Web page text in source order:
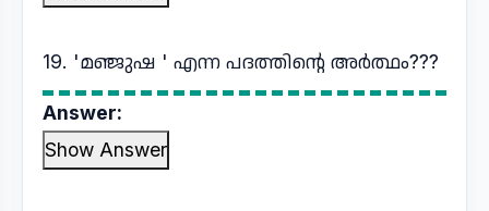
19. 'മഞ്ജുഷ ' എന്ന പദത്തിന്റെ അർത്ഥം???
Answer:
Show Answer